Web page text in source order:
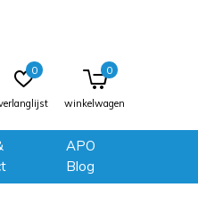
APO
Blog
0
winkelwagen
0